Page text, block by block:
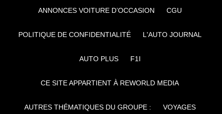
ANNONCES VOITURE D’OCCASION CGU
POLITIQUE DE CONFIDENTIALITÉ L'AUTO JOURNAL
AUTO PLUS F1I
CE SITE APPARTIENT À REWORLD MEDIA
AUTRES THÉMATIQUES DU GROUPE : VOYAGES